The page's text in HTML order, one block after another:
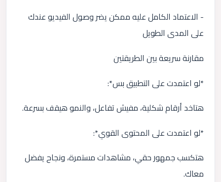
- الاعتماد الكامل عليه ممكن يضر وصول الفيديو عندك
على المدى الطويل
مقارنة سريعة بين الطريقتين
*لو اعتمدت على التطبيق بس*:
هتاخد أرقام شكلية، مفيش تفاعل، والنمو هيقف بسرعة.
*لو اعتمدت على المحتوى القوي*:
هتكسب جمهور حقي، مشاهدات مستمرة، ونجاح يفضل
معاك.